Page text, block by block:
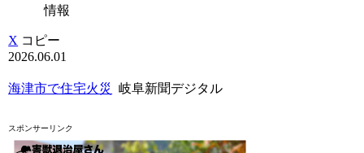
情報
X コピー
2026.06.01
海津市で住宅火災 岐阜新聞デジタル
スポンサーリンク